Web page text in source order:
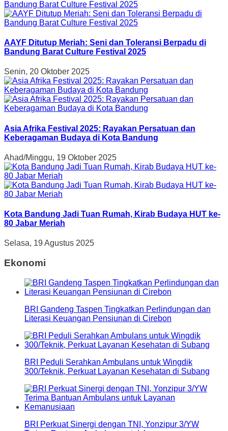
AAYF Ditutup Meriah: Seni dan Toleransi Berpadu di
Bandung Barat Culture Festival 2025
Senin, 20 Oktober 2025
Asia Afrika Festival 2025: Rayakan Persatuan dan
Keberagaman Budaya di Kota Bandung
Ahad/Minggu, 19 Oktober 2025
Kota Bandung Jadi Tuan Rumah, Kirab Budaya HUT ke-
80 Jabar Meriah
Selasa, 19 Agustus 2025
Ekonomi
BRI Gandeng Taspen Tingkatkan Perlindungan dan
Literasi Keuangan Pensiunan di Cirebon
BRI Peduli Serahkan Ambulans untuk Wingdik
300/Teknik, Perkuat Layanan Kesehatan di Subang
BRI Perkuat Sinergi dengan TNI, Yonzipur 3/YW